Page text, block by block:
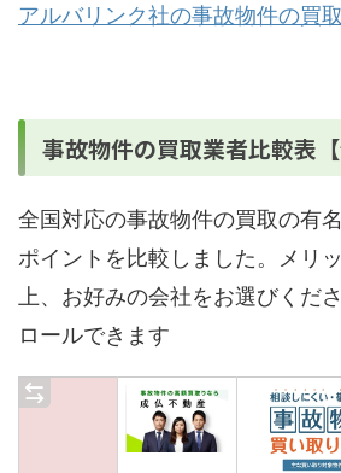
アルバリンク社の事故物件の買
事故物件の買取業者比較表【
全国対応の事故物件の買取の有
ポイントを比較しました。メリ
上、お好みの会社をお選びくだ
ロールできます